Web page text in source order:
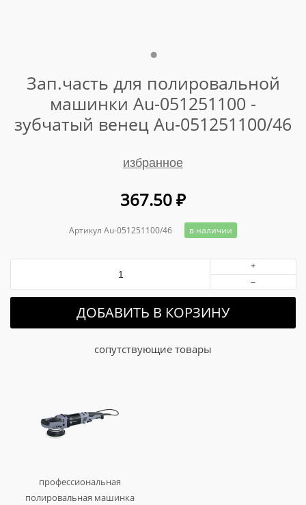
Зап.часть для полировальной
машинки Au-051251100 -
зубчатый венец Au-051251100/46
избранное
367.50₽
Артикул Au-051251100/46 в наличии
+
–
ДОБАВИТЬ В КОРЗИНУ
сопутствующие товары
профессиональная
полировальная машинка